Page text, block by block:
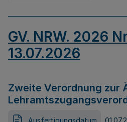
GV. NRW. 2026
13.07.2026
Zweite Verordnung zur
Ausfertigungsdatum